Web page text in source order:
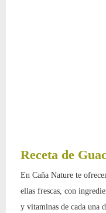
Receta de
En Caña Nature te
ellas frescas, con
y vitaminas de cada una